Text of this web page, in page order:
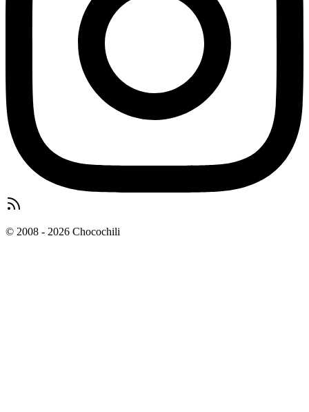
© 2008 - 2026 Chocochili